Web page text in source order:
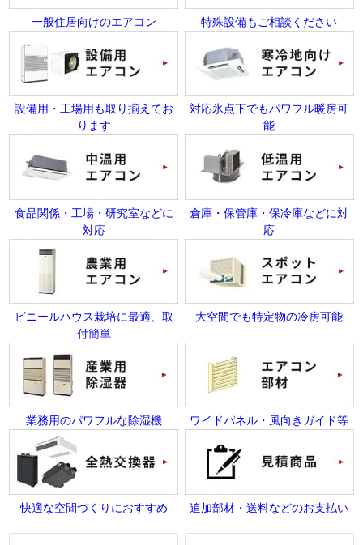
一般住居向けのエアコン 特殊設備もご相談ください
設備用・工場用も取り揃えてお
ります
対応氷点下でもパワフル暖房可
能
食品関係・工場・研究室などに
対応
倉庫・保管庫・保冷庫などに対
応
ビニールハウス栽培に最適、取
付簡単
大空間でも特定物の冷房可能
業務用のパワフルな除湿機 ワイドパネル・風向きガイド等
快適な空間づくりにおすすめ 追加部材・送料などのお支払い